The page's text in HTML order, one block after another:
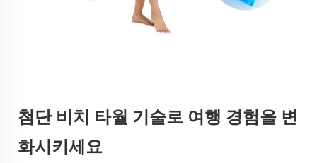
첨단 비치 타월 기술로 여행 경험을 변
화시키세요